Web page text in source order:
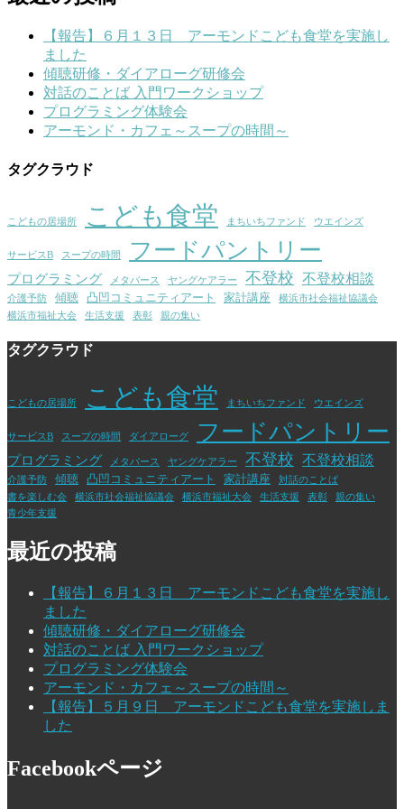
【報告】６月１３日 アーモンドこども食堂を実施し
ました
傾聴研修・ダイアローグ研修会
対話のことば 入門ワークショップ
プログラミング体験会
アーモンド・カフェ～スープの時間～
タグクラウド
こどもの居場所 こども食堂 まちいちファンド ウエインズ
サービスB スープの時間 フードパントリー
プログラミング メタバース ヤングケアラー 不登校 不登校相談
介護予防 傾聴 凸凹コミュニティアート 家計講座
横浜市社会福祉協議会
横浜市福祉大会
生活支援 表彰 親の集い
タグクラウド
こどもの居場所 こども食堂 まちいちファンド ウエインズ
サービスB スープの時間 ダイアローグ フードパントリー
プログラミング メタバース ヤングケアラー 不登校 不登校相談
介護予防 傾聴 凸凹コミュニティアート 家計講座
対話のことば
書を楽しむ会
横浜市社会福祉協議会 横浜市福祉大会 生活支援 表彰
親の集い
青少年支援
最近の投稿
【報告】６月１３日 アーモンドこども食堂を実施し
ました
傾聴研修・ダイアローグ研修会
対話のことば 入門ワークショップ
プログラミング体験会
アーモンド・カフェ～スープの時間～
【報告】５月９日 アーモンドこども食堂を実施しま
した
Facebookページ